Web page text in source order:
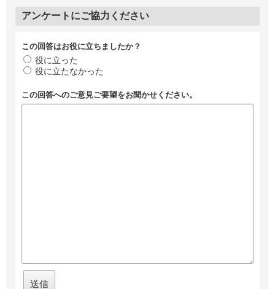
アンケートにご協力ください
この回答はお役に立ちましたか？
役に立った
役に立たなかった
この回答へのご意見ご要望をお聞かせください。